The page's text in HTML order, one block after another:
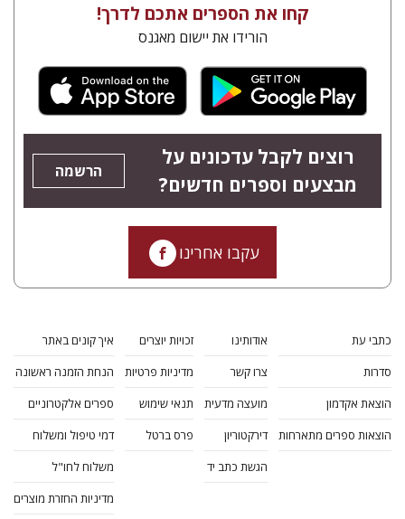
קחו את הספרים אתכם לדרך!
הורידו את יישום מאגנס
רוצים לקבל עדכונים על
מבצעים וספרים חדשים?
הרשמה
עקבו אחרינו
כתבי עת
סדרות
הוצאת אקדמון
הוצאות ספרים מתארחות
אודותינו
צרו קשר
מועצה מדעית
דירקטוריון
הגשת כתב יד
זכויות יוצרים
מדיניות פרטיות
תנאי שימוש
פרס ברטל
איך קונים באתר
הנחת הזמנה ראשונה
ספרים אלקטרוניים
דמי טיפול ומשלוח
משלוח לחו"ל
מדיניות החזרת מוצרים